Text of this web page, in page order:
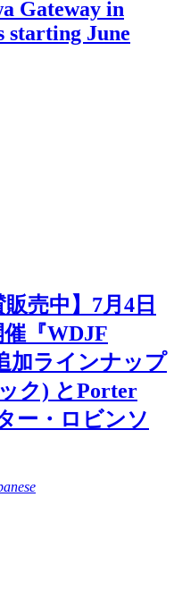
Gateway in
starting June
売中】7月4日
『WDJF
加ラインナップ
ク) とPorter
ー・ロビンソ